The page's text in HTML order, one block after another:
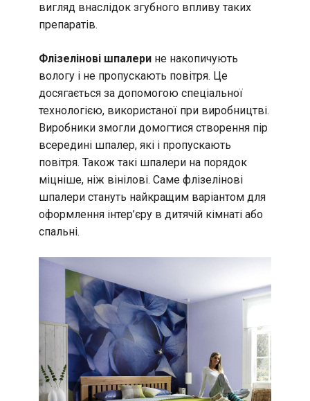
вигляд внаслідок згубного впливу таких
препаратів.
Флізелінові шпалери не накопичують
вологу і не пропускають повітря. Це
досягається за допомогою спеціальної
технологією, використаної при виробництві.
Виробники змогли домогтися створення пір
всередині шпалер, які і пропускають
повітря. Також такі шпалери на порядок
міцніше, ніж вінілові. Саме флізелінові
шпалери стануть найкращим варіантом для
оформлення інтер’єру в дитячій кімнаті або
спальні.